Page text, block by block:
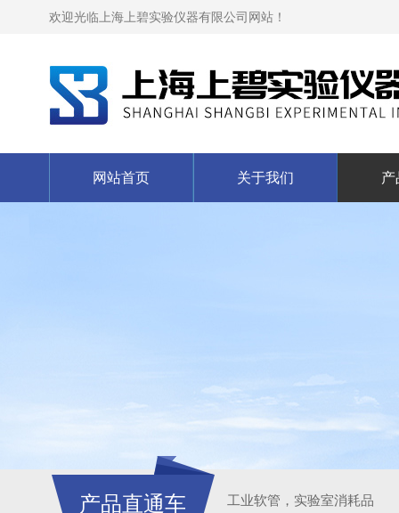
欢迎光临上海上碧实验仪器有限公司网站！
网站首页 关于我们 产
产品直通车 工业软管，实验室消耗品